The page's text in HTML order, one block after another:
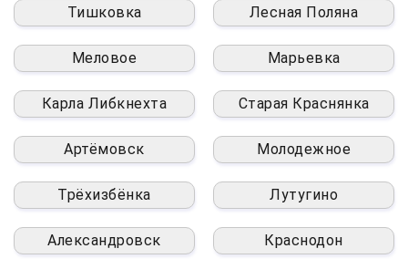
Тишковка Лесная Поляна
Меловое Марьевка
Карла Либкнехта Старая Краснянка
Артёмовск Молодежное
Трёхизбёнка Лутугино
Александровск Краснодон